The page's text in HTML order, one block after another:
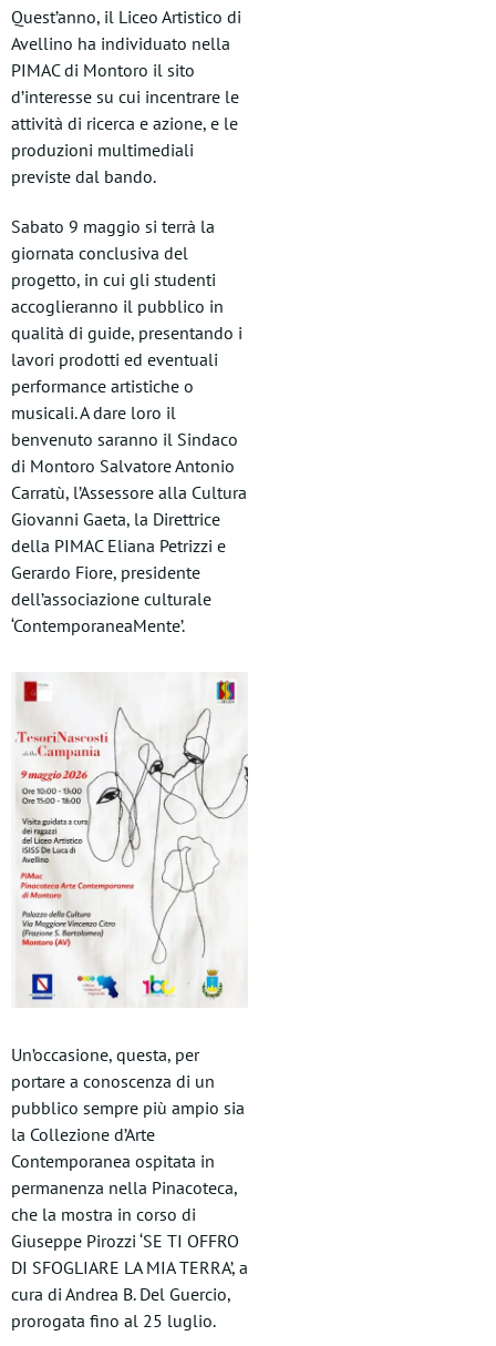
Quest’anno, il Liceo Artistico di
Avellino ha individuato nella
PIMAC di Montoro il sito
d’interesse su cui incentrare le
attività di ricerca e azione, e le
produzioni multimediali
previste dal bando.
Sabato 9 maggio si terrà la
giornata conclusiva del
progetto, in cui gli studenti
accoglieranno il pubblico in
qualità di guide, presentando i
lavori prodotti ed eventuali
performance artistiche o
musicali. A dare loro il
benvenuto saranno il Sindaco
di Montoro Salvatore Antonio
Carratù, l’Assessore alla Cultura
Giovanni Gaeta, la Direttrice
della PIMAC Eliana Petrizzi e
Gerardo Fiore, presidente
dell’associazione culturale
‘ContemporaneaMente’.
Un’occasione, questa, per
portare a conoscenza di un
pubblico sempre più ampio sia
la Collezione d’Arte
Contemporanea ospitata in
permanenza nella Pinacoteca,
che la mostra in corso di
Giuseppe Pirozzi ‘SE TI OFFRO
DI SFOGLIARE LA MIA TERRA’, a
cura di Andrea B. Del Guercio,
prorogata fino al 25 luglio.